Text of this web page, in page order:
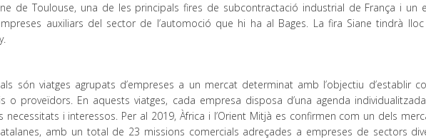
de Toulouse, una de les principals fires de subcontractació industrial de França i un
auxiliars del sector de l’automoció que hi ha al Bages. La fira Siane tindrà
són viatges agrupats d’empreses a un mercat determinat amb l’objectiu d’establir
o proveïdors. En aquests viatges, cada empresa disposa d’una agenda
necessitats i interessos. Per al 2019, Àfrica i l’Orient Mitjà es confirmen com un dels
amb un total de 23 missions comercials adreçades a empreses de sectors